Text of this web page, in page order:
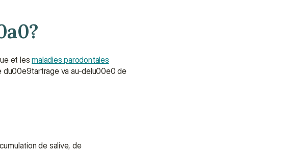
et les maladies parodontales
du00e9tartrage va au-delu00e0 de
de salive, de